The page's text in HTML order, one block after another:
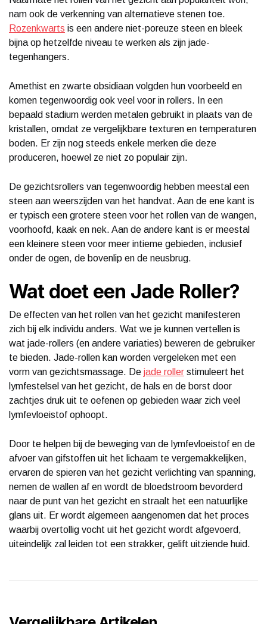
nam ook de verkenning van alternatieve stenen toe.
Rozenkwarts is een andere niet-poreuze steen en bleek
bijna op hetzelfde niveau te werken als zijn jade-
tegenhangers.
Amethist en zwarte obsidiaan volgden hun voorbeeld en
komen tegenwoordig ook veel voor in rollers. In een
bepaald stadium werden metalen gebruikt in plaats van de
kristallen, omdat ze vergelijkbare texturen en temperaturen
boden. Er zijn nog steeds enkele merken die deze
produceren, hoewel ze niet zo populair zijn.
De gezichtsrollers van tegenwoordig hebben meestal een
steen aan weerszijden van het handvat. Aan de ene kant is
er typisch een grotere steen voor het rollen van de wangen,
voorhoofd, kaak en nek. Aan de andere kant is er meestal
een kleinere steen voor meer intieme gebieden, inclusief
onder de ogen, de bovenlip en de neusbrug.
Wat doet een Jade Roller?
De effecten van het rollen van het gezicht manifesteren
zich bij elk individu anders. Wat we je kunnen vertellen is
wat jade-rollers (en andere variaties) beweren de gebruiker
te bieden. Jade-rollen kan worden vergeleken met een
vorm van gezichtsmassage. De jade roller stimuleert het
lymfestelsel van het gezicht, de hals en de borst door
zachtjes druk uit te oefenen op gebieden waar zich veel
lymfevloeistof ophoopt.
Door te helpen bij de beweging van de lymfevloeistof en de
afvoer van gifstoffen uit het lichaam te vergemakkelijken,
ervaren de spieren van het gezicht verlichting van spanning,
nemen de wallen af ​​en wordt de bloedstroom bevorderd
naar de punt van het gezicht en straalt het een natuurlijke
glans uit. Er wordt algemeen aangenomen dat het proces
waarbij overtollig vocht uit het gezicht wordt afgevoerd,
uiteindelijk zal leiden tot een strakker, gelift uitziende huid.